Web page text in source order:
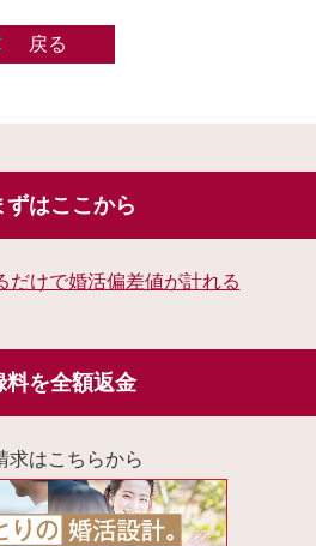
戻る
ずはここから
だけで婚活偏差値が計れる
料を全額返金
求はこちらから